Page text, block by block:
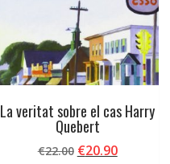
La veritat sobre el cas Harry
Quebert
€22.00 El
€20.90El